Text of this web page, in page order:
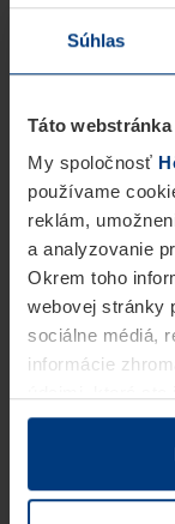
Súhlas
Táto
My spoločnosť
používame
reklám,
a analyzovanie
Okrem toho
webovej stránky
sociálne médiá,
informácie
v rámci Vášho
Z právneho
prevádzku tejto